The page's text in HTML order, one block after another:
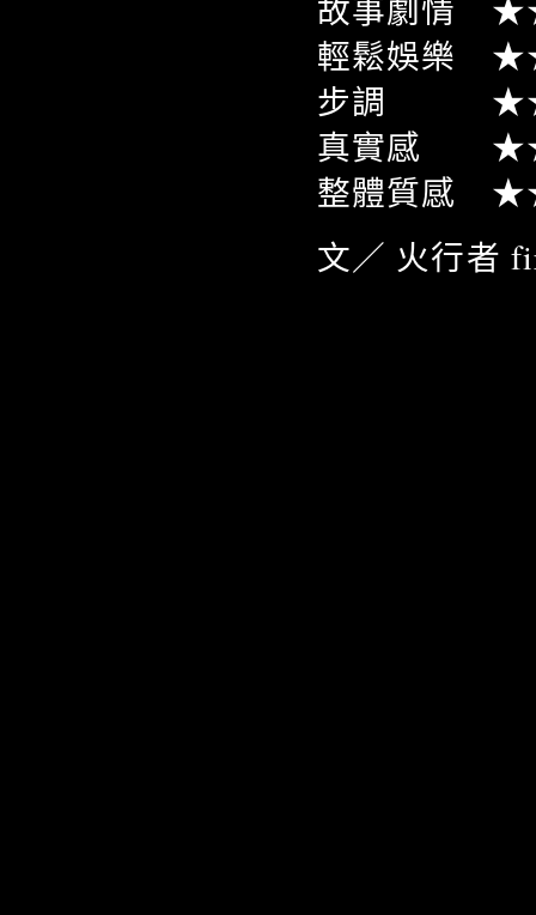
故事劇
輕鬆娛
步調
真實感
整體質
文／ 火行者